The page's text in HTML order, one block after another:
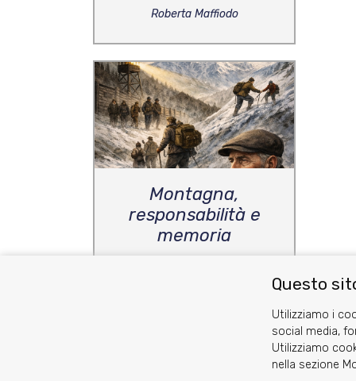
Roberta Maffiodo
Montagna,
responsabilità e
memoria
Privacy Policy
Questo
Utilizziamo i
social media,
Utilizziamo
nella sezione